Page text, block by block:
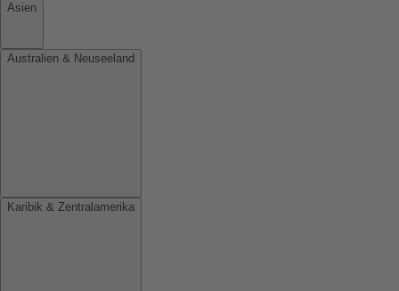
Asien
Australien & Neuseeland
Karibik & Zentralamerika